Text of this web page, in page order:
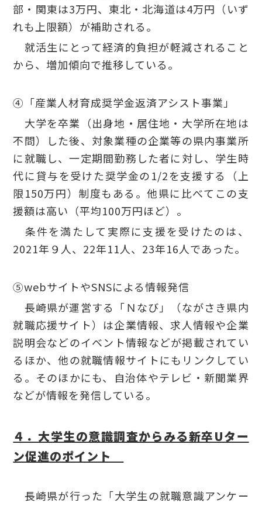
部・関東は3万円、東北・北海道は4万円（いず
れも上限額）が補助される。
就活生にとって経済的負担が軽減されること
から、増加傾向で推移している。
④「産業人材育成奨学金返済アシスト事業」
大学を卒業（出身地・居住地・大学所在地は
不問）した後、対象業種の企業等の県内事業所
に就職し、一定期間勤務した者に対し、学生時
代に貸与を受けた奨学金の1/2を支援する（上
限150万円）制度もある。他県に比べてこの支
援額は高い（平均100万円ほど）。
条件を満たして実際に支援を受けたのは、
2021年９人、22年11人、23年16人であった。
⑤webサイトやSNSによる情報発信
長崎県が運営する「Ｎなび」（ながさき県内
就職応援サイト）は企業情報、求人情報や企業
説明会などのイベント情報などが掲載されてい
るほか、他の就職情報サイトにもリンクしてい
る。そのほかにも、自治体やテレビ・新聞業界
などが情報を発信している。
４．大学生の意識調査からみる新卒Uター
ン促進のポイント
長崎県が行った「大学生の就職意識アンケー